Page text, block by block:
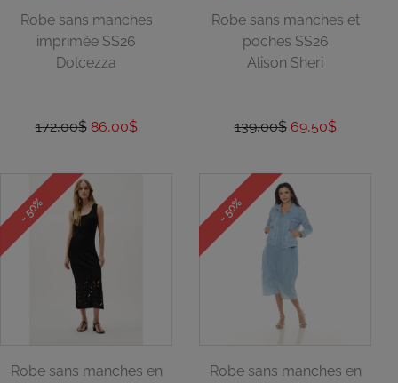
Robe sans manches
imprimée SS26
Dolcezza
172,00$ 86,00$
Robe sans manches et
poches SS26
Alison Sheri
139,00$ 69,50$
- 50%
Robe sans manches en
- 50%
Robe sans manches en